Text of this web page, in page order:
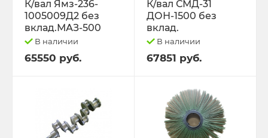
К/вал Ямз-236-
1005009Д2 без
вклад.МАЗ-500
В наличии
65550 руб.
К/вал СМД-31
ДОН-1500 без
вклад.
В наличии
67851 руб.